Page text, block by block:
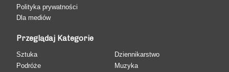
Polityka prywatności
Dla mediów
Przeglądaj Kategorie
Sztuka
Podróże
Dziennikarstwo
Muzyka